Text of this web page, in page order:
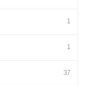
1
1
37